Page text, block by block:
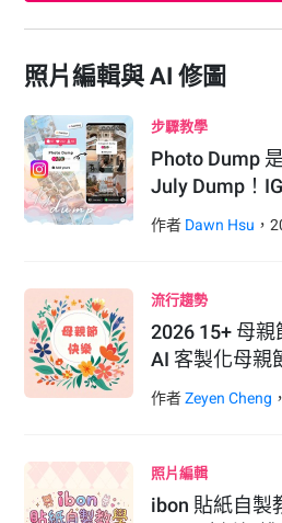
照片編輯與 AI 修圖
步驟教學
Photo Dump
July Dump！
作者 Dawn Hsu ，
流行趨勢
2026 15+ 母親
AI 客製化母親
作者Zeyen Cheng
照片編輯
ibon 貼紙自製